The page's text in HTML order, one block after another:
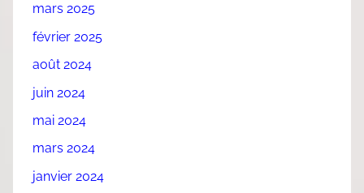
mars 2025
février 2025
août 2024
juin 2024
mai 2024
mars 2024
janvier 2024